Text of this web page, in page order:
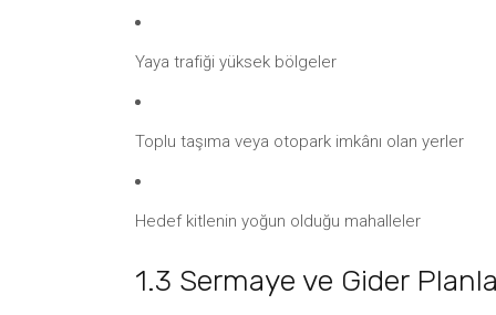
Yaya trafiği yüksek bölgeler
Toplu taşıma veya otopark imkânı olan yerler
Hedef kitlenin yoğun olduğu mahalleler
1.3 Sermaye ve Gider